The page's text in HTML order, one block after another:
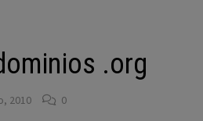
.org
2010 0